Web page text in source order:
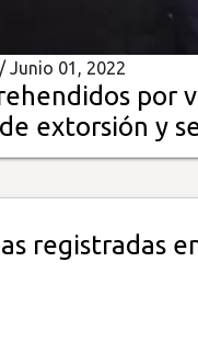
Junio 01, 2022
por
extorsión y
registradas